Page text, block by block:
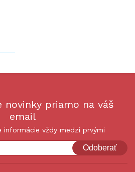
novinky priamo na váš
email
informácie vždy medzi prvými
Odoberať